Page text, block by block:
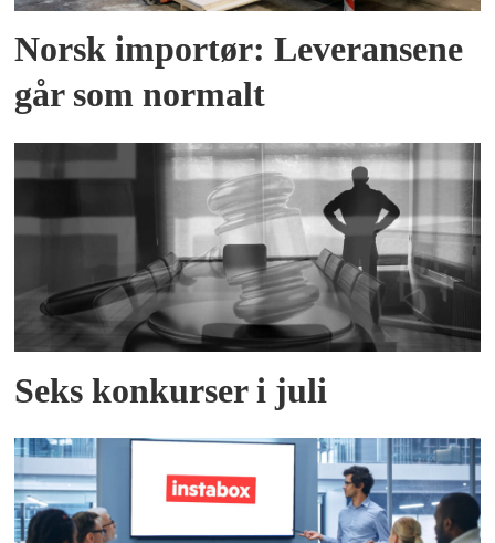
Norsk importør: Leveransene
går som normalt
Seks konkurser i juli